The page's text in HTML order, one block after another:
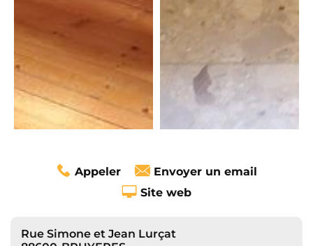
Appeler
Envoyer un email
Site web
Rue Simone et Jean Lurçat